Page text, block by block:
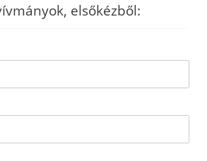
elsőkézből: